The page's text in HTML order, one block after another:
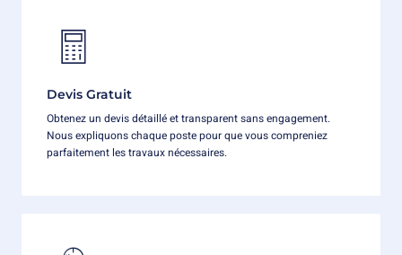
Devis Gratuit
Obtenez un devis détaillé et transparent sans engagement.
Nous expliquons chaque poste pour que vous compreniez
parfaitement les travaux nécessaires.